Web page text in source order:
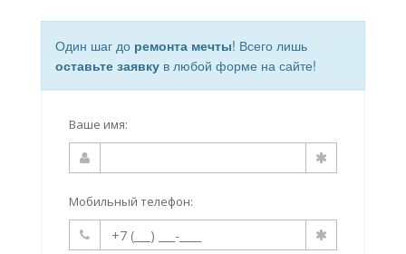
Один шаг до ремонта мечты! Всего лишь
оставьте заявку в любой форме на сайте!
Ваше имя:
Мобильный телефон: